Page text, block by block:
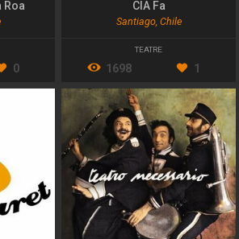
Roa
0
CIA Fa
Santiago, Chile
TEATRE
1698 1